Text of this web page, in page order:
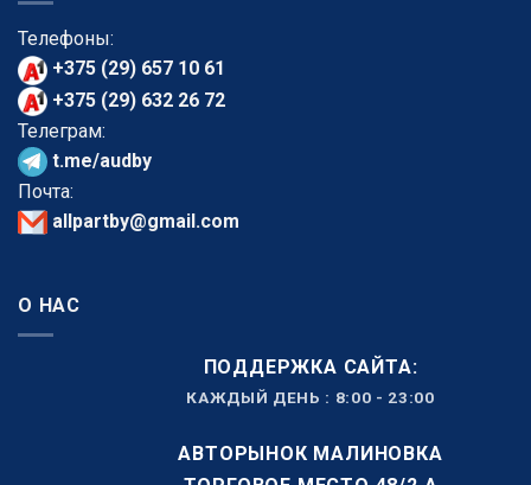
Телефоны:
+375 (29) 657 10 61
+375 (29) 632 26 72
Телеграм:
t.me/audby
Почта:
allpartby@gmail.com
О НАС
ПОДДЕРЖКА САЙТА:
КАЖДЫЙ ДЕНЬ : 8:00 - 23:00
АВТОРЫНОК МАЛИНОВКА